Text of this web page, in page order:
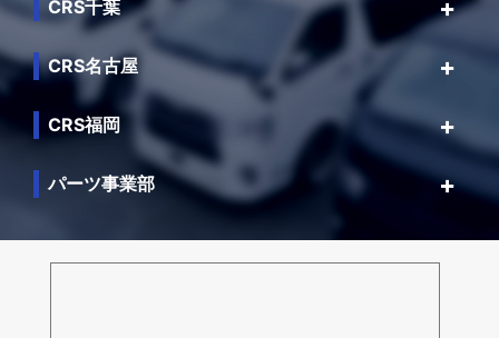
CRS千葉
CRS名古屋
CRS福岡
パーツ事業部